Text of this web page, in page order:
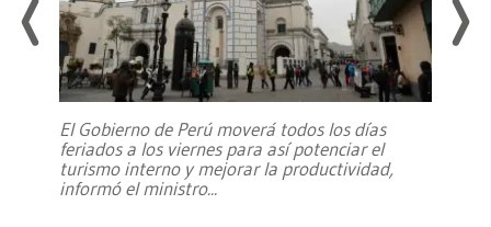
El Gobierno de Perú moverá todos los días
feriados a los viernes para así potenciar el
turismo interno y mejorar la productividad,
informó el ministro...